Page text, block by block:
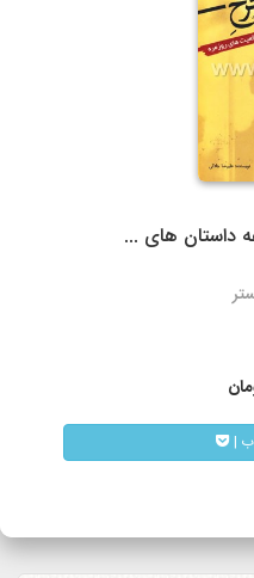
سرویس‌دهی تیپاکس در بیش از 80 شهر که تک مسیره هستند به طور
دومسیره یا راه دور هستند، معمولاً
دوری یا نزدیکی شهر مقصد از
مشتریان محترم برسد.
پست پیشتاز از طریق
های ...